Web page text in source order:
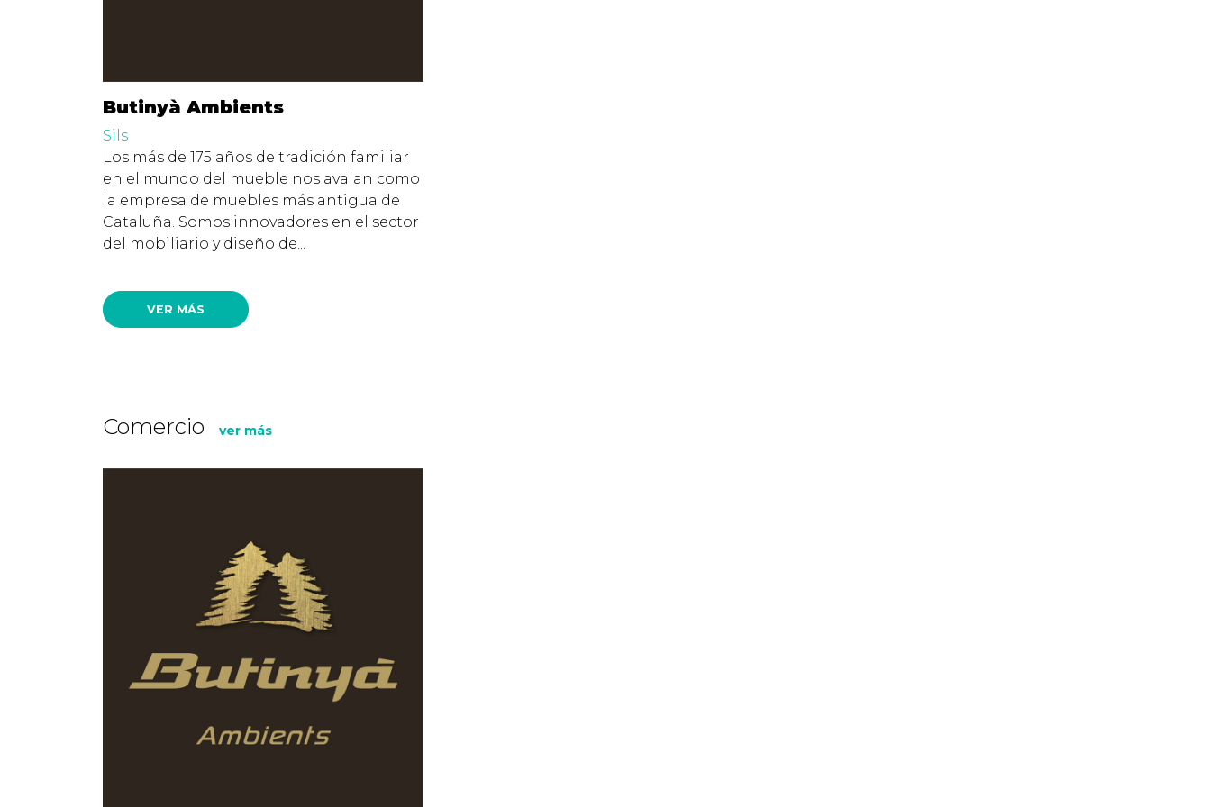
Butinyà Ambients
Sils
Los más de 175 años de tradición familiar
en el mundo del mueble nos avalan como
la empresa de muebles más antigua de
Cataluña. Somos innovadores en el sector
del mobiliario y diseño de...
VER MÁS
Comercio ver más